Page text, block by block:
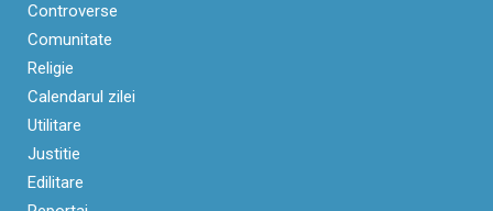
Controverse
Comunitate
Religie
Calendarul zilei
Utilitare
Justitie
Edilitare